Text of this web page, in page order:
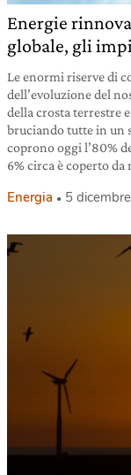
Energie
globale, gli
Le enormi riserve di
dell’evoluzione del
della crosta terrestre
bruciando tutte in un
coprono oggi l’80%
6% circa è coperto
Energia 5